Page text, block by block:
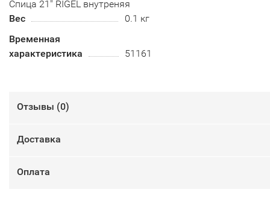
Спица 21" RIGEL внутреняя
Вес
0.1 кг
Временная
характеристика
51161
Отзывы (0)
Доставка
Оплата